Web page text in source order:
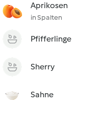
Aprikosen
in Spalten
Pfifferlinge
Sherry
Sahne